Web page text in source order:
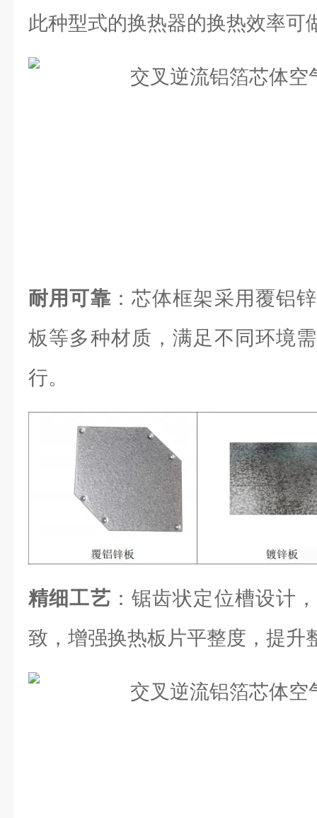
此种型式的换热器的换热效率可
耐用可靠 ：芯体框架采用覆铝
板等多种材质，满足不同环境
行。
精细工艺 ：锯齿状定位槽设计
致，增强换热板片平整度，提升